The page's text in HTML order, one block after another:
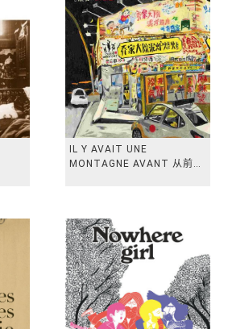
IL Y AVAIT UNE
MONTAGNE AVANT 从前有